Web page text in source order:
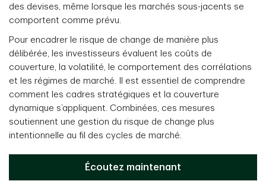
des devises, même lorsque les marchés sous-jacents se
comportent comme prévu.
Pour encadrer le risque de change de manière plus
délibérée, les investisseurs évaluent les coûts de
couverture, la volatilité, le comportement des corrélations
et les régimes de marché. Il est essentiel de comprendre
comment les cadres stratégiques et la couverture
dynamique s’appliquent. Combinées, ces mesures
soutiennent une gestion du risque de change plus
intentionnelle au fil des cycles de marché.
Écoutez maintenant